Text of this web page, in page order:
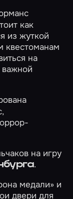
как
из жуткой
квестоманам
на
на игру
.
медали» и
двери для